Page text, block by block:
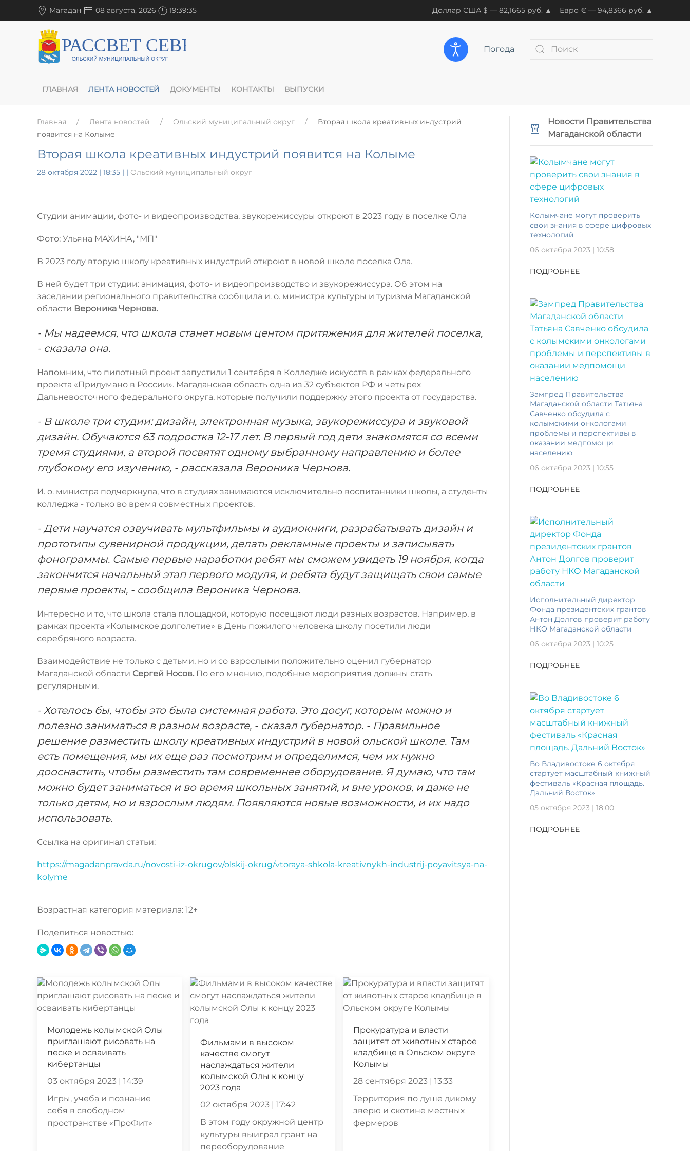
Магадан 08 августа, 2026 19:39:36 Доллар США $ — 82,1665 руб. ▲ Евро € — 94,8366 руб. ▲
Погода
ГЛАВНАЯ ЛЕНТА НОВОСТЕЙ ДОКУМЕНТЫ КОНТАКТЫ ВЫПУСКИ
Главная Лента новостей Ольский муниципальный округ
Вторая школа креативных индустрий
появится на Колыме
Вторая школа креативных индустрий появится на Колыме
28 октября 2022 | 18:35 | | Ольский муниципальный округ
Студии анимации, фото- и видеопроизводства, звукорежиссуры откроют в 2023 году в поселке Ола
Фото: Ульяна МАХИНА, "МП"
В 2023 году вторую школу креативных индустрий откроют в новой школе поселка Ола.
В ней будет три студии: анимация, фото- и видеопроизводство и звукорежиссура. Об этом на
заседании регионального правительства сообщила и. о. министра культуры и туризма Магаданской
области Вероника Чернова.
- Мы надеемся, что школа станет новым центом притяжения для жителей поселка,
- сказала она.
Напомним, что пилотный проект запустили 1 сентября в Колледже искусств в рамках федерального
проекта «Придумано в России». Магаданская область одна из 32 субъектов РФ и четырех
Дальневосточного федерального округа, которые получили поддержку этого проекта от государства.
- В школе три студии: дизайн, электронная музыка, звукорежиссура и звуковой
дизайн. Обучаются 63 подростка 12-17 лет. В первый год дети знакомятся со всеми
тремя студиями, а второй посвятят одному выбранному направлению и более
глубокому его изучению, - рассказала Вероника Чернова.
И. о. министра подчеркнула, что в студиях занимаются исключительно воспитанники школы, а студенты
колледжа - только во время совместных проектов.
- Дети научатся озвучивать мультфильмы и аудиокниги, разрабатывать дизайн и
прототипы сувенирной продукции, делать рекламные проекты и записывать
фонограммы. Самые первые наработки ребят мы сможем увидеть 19 ноября, когда
закончится начальный этап первого модуля, и ребята будут защищать свои самые
первые проекты, - сообщила Вероника Чернова.
Интересно и то, что школа стала площадкой, которую посещают люди разных возрастов. Например, в
рамках проекта «Колымское долголетие» в День пожилого человека школу посетили люди
серебряного возраста.
Взаимодействие не только с детьми, но и со взрослыми положительно оценил губернатор
Магаданской области Сергей Носов. По его мнению, подобные мероприятия должны стать
регулярными.
- Хотелось бы, чтобы это была системная работа. Это досуг, которым можно и
полезно заниматься в разном возрасте, - сказал губернатор. - Правильное
решение разместить школу креативных индустрий в новой ольской школе. Там
есть помещения, мы их еще раз посмотрим и определимся, чем их нужно
дооснастить, чтобы разместить там современнее оборудование. Я думаю, что там
можно будет заниматься и во время школьных занятий, и вне уроков, и даже не
только детям, но и взрослым людям. Появляются новые возможности, и их надо
использовать.
Ссылка на оригинал статьи:
https://magadanpravda.ru/novosti-iz-okrugov/olskij-okrug/vtoraya-shkola-kreativnykh-industrij-poyavitsya-na-
kolyme
Возрастная категория материала: 12+
Поделиться новостью:
Молодежь колымской Олы
приглашают рисовать на
песке и осваивать
кибертанцы
03 октября 2023 | 14:39
Игры, учеба и познание
себя в свободном
пространстве «ПроФит»
Фильмами в высоком
качестве смогут
наслаждаться жители
колымской Олы к концу
2023 года
02 октября 2023 | 17:42
В этом году окружной центр
культуры выиграл грант на
переоборудование
Прокуратура и власти
защитят от животных старое
кладбище в Ольском округе
Колымы
28 сентября 2023 | 13:33
Территория по душе дикому
зверю и скотине местных
фермеров
Новости Правительства
Магаданской области
Колымчане могут проверить
свои знания в сфере цифровых
технологий
06 октября 2023 | 10:58
ПОДРОБНЕЕ
Зампред Правительства
Магаданской области Татьяна
Савченко обсудила с
колымскими онкологами
проблемы и перспективы в
оказании медпомощи
населению
06 октября 2023 | 10:55
ПОДРОБНЕЕ
Исполнительный директор
Фонда президентских грантов
Антон Долгов проверит работу
НКО Магаданской области
06 октября 2023 | 10:25
ПОДРОБНЕЕ
Во Владивостоке 6 октября
стартует масштабный книжный
фестиваль «Красная площадь.
Дальний Восток»
05 октября 2023 | 18:00
ПОДРОБНЕЕ